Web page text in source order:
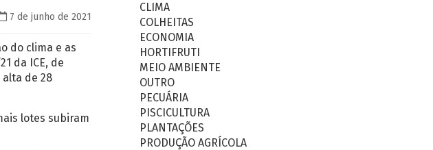
7 de junho de 2021
do clima e as
da ICE, de
de 28
lotes subiram
CLIMA
COLHEITAS
ECONOMIA
HORTIFRUTI
MEIO AMBIENTE
OUTRO
PECUÁRIA
PISCICULTURA
PLANTAÇÕES
PRODUÇÃO AGRÍCOLA